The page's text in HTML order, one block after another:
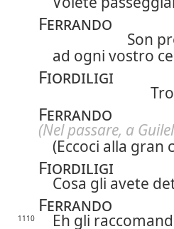
Ferrando
Son
ad ogni vostro
Fiordiligi
Ferrando
(Nel passare, a
(Eccoci alla gran
Fiordiligi
Cosa gli avete
Ferrando
1110
Eh gli